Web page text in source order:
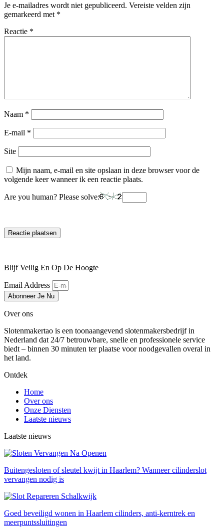
Je e-mailadres wordt niet gepubliceerd. Vereiste velden zijn
gemarkeerd met *
Reactie *
Naam *
E-mail *
Site
Mijn naam, e-mail en site opslaan in deze browser voor de
volgende keer wanneer ik een reactie plaats.
Are you human? Please solve:
Blijf Veilig En Op De Hoogte
Email Address
Abonneer Je Nu
Over ons
Slotenmakertao is een toonaangevend slotenmakersbedrijf in
Nederland dat 24/7 betrouwbare, snelle en professionele service
biedt – binnen 30 minuten ter plaatse voor noodgevallen overal in
het land.
Ontdek
Home
Over ons
Onze Diensten
Laatste nieuws
Laatste nieuws
Buitengesloten of sleutel kwijt in Haarlem? Wanneer cilinderslot
vervangen nodig is
Goed beveiligd wonen in Haarlem cilinders, anti-kerntrek en
meerpuntssluitingen